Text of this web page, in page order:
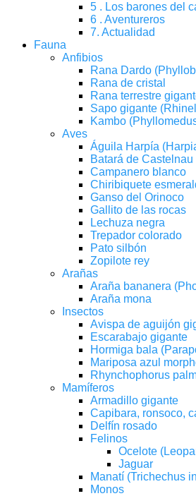
5 . Los barones del
6 . Aventureros
7. Actualidad
Fauna
Anfibios
Rana Dardo
Rana de cristal
Rana terrestre
Sapo gigante
Kambo
Aves
Águila Harpía
Batará de Castelnau
Campanero blanco
Chiribiquete
Ganso del Orinoco
Gallito de las rocas
Lechuza negra
Trepador colorado
Pato silbón
Zopilote rey
Arañas
Araña bananera
Araña mona
Insectos
Avispa de aguijón
Escarabajo gigante
Hormiga bala
Mariposa azul
Rhynchophorus
Mamíferos
Armadillo gigante
Capibara, ronsoco,
Delfín rosado
Felinos
Ocelote
Jaguar
Manatí (Trichechus
Monos